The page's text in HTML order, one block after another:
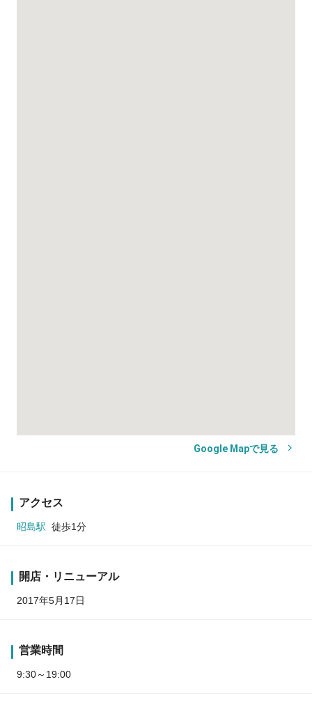
Google Mapで見る
アクセス
昭島駅 徒歩1分
開店・リニューアル
2017年5月17日
営業時間
9:30～19:00